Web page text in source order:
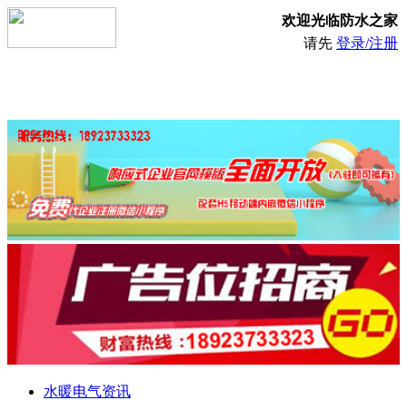
欢迎光临防水之家
请先 登录/注册
水暖电气资讯